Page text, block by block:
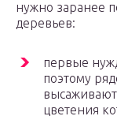
нужно заранее
деревьев:
первые
поэтому
цветения